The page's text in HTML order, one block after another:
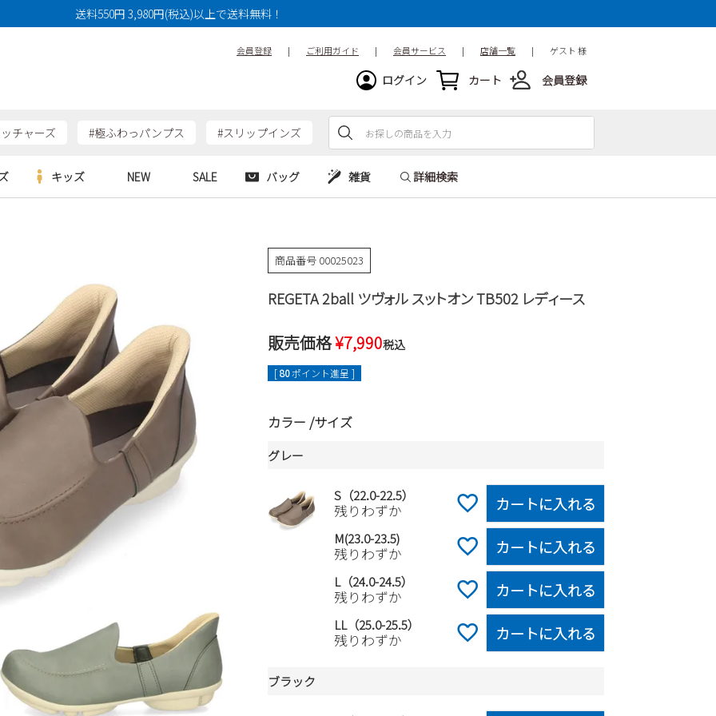
送料550円 3,980円(税込)以上で送料無料！
会員登録 | ご利用ガイド | 会員サービス | 店舗一覧 | ゲスト 様
ログイン カート 会員登録
チャーズ #極ふわっパンプス #スリップインズ
ウェア
キッズ NEW SALE バッグ 雑貨 詳細検索
商品番号 00025023
REGETA 2ball ツヴォル スットオン TB502 レディース
販売価格¥7,990税込
[80ポイント進呈 ]
カラー サイズ
グレー
S（22.0-22.5）
残りわずか カートに入れる
M(23.0-23.5)
残りわずか カートに入れる
L（24.0-24.5）
残りわずか カートに入れる
LL（25.0-25.5）
残りわずか カートに入れる
ブラック